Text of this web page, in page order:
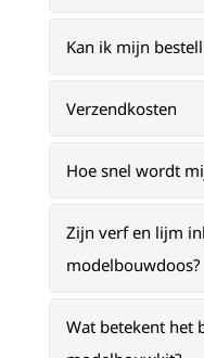
Kan ik mijn
Verzendkosten
Hoe snel wordt
Zijn verf en lijm
modelbouwdoos?
Wat betekent het